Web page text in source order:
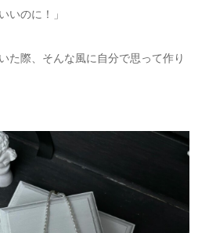
いのに！」
た際、そんな風に自分で思って作り